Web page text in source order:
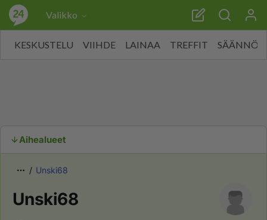
Valikko
KESKUSTELU VIIHDE LAINAA TREFFIT SÄÄNNÖT
Aihealueet
Unski68
Unski68